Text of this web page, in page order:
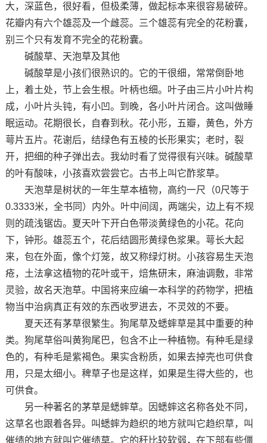
大，深蓝色，很好看，但极柔薄，做起标本来很容易破碎。
花瓣内有六个雄蕊及一个雌蕊。三个雄蕊有完全的花粉囊，
别三个只有发育不完全的花粉囊。
碱酸草、天泡草及其他
碱酸草是小孩们很熟识的。它的干很细，常常倒卧地
上，着土处，节上会生根。叶柄也细。叶子由三片小叶片构
成，小叶片头钝，有小凹。到晚，各小叶片闭合。这叫做睡
眠运动。花期很长，自春到秋。花小形，五瓣，黄色，外方
萼片五片。花谢后，结绿色有五棱的长形果实；老时，裂
开，把细的种子弹出去。我幼时看了觉得很有兴味。碱酸草
的叶有酸味，小孩喜欢尝尝它。古书上叫它酢浆草。
天泡草是树状的一年生草本植物，高约一尺（0尺等于
0.3333米，全书同）内外。叶中间阔，两端尖，边上有不规
则的疏浅锯齿。夏天叶下开白色带淡黄绿色的小花。花向
下，钟形。雄蕊五个，花后结圆形黄绿色浆果。萼长大起
来，包在外面，像个灯笼，故又称绿灯树。小孩容易生天泡
疮，土法拿这植物的花叶或干，焙焦研末，麻油调敷，非常
灵验，故名天泡草。中国将来应编一本科学的药物学，把植
物当中治病真正有效的东西收罗进去，不灵效的不要。
夏天还有茅草很繁生。狗尾草及蟋蟀草是其中重要的种
类。狗尾草俗叫黄狗尾巴，包含不止一种植物。有种毛是绿
色的，有种毛是紫褐色。果实含粉质，如果去掉壳也可供食
用，只是太细小。稗草子也是这样，如果是生得大些的，也
可供食。
另一种著名的茅草是蟋蟀草。因蟋蟀这名称各处不同，
这草名也跟着各异。叫蟋蟀为趋织的地方就叫它趋织草，叫
催绩的地方就叫它催绩草。它的秆比较软弱，在下部有些僵